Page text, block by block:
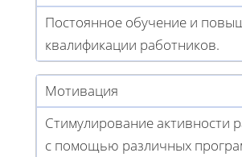
Постоянное обучение и
квалификации работников.
Мотивация
Стимулирование активности
с помощью различных